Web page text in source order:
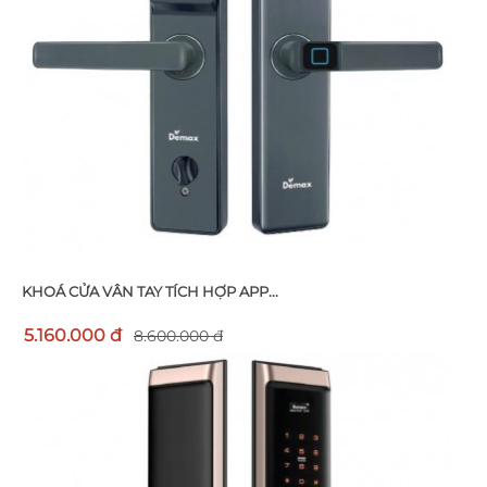
KHOÁ CỬA VÂN TAY TÍCH HỢP APP...
5.160.000 đ 8.600.000 đ